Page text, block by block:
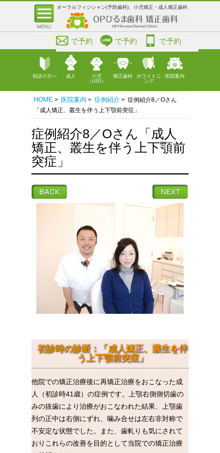
オーラルフィジシャン(予防歯科)、小児矯正・成人矯正歯科
で予約 で予約 で予約
初診の方へ 成人
小児
（U20）
矯正歯科
ホワイトニ
ング
医院案内
HOME > 医院案内 > 症例紹介 > 症例紹介8／Oさん
「成人矯正、叢生を伴う上下顎前突症」
症例紹介8／Oさん「成人
矯正、叢生を伴う上下顎前
突症」
初診時の診断：「成人矯正、叢生を伴
う上下顎前突症」
他院での矯正治療後に再矯正治療をおこなった成
人（初診時41歳）の症例です。上顎右側側切歯の
みの抜歯により治療がおこなわれた結果、上顎歯
列の正中は右側にずれ、噛み合せは左右非対称で
不安定な状態でした。また、歯軋りも気にされて
おりこれらの改善を目的として当院での矯正治療